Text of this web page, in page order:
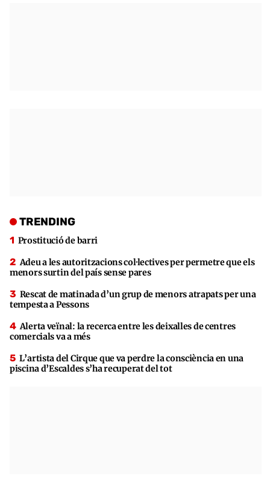
TRENDING
Prostitució de barri
Adeu a les autoritzacions col·lectives per permetre que els
menors surtin del país sense pares
Rescat de matinada d’un grup de menors atrapats per una
tempesta a Pessons
Alerta veïnal: la recerca entre les deixalles de centres
comercials va a més
L’artista del Cirque que va perdre la consciència en una
piscina d’Escaldes s’ha recuperat del tot